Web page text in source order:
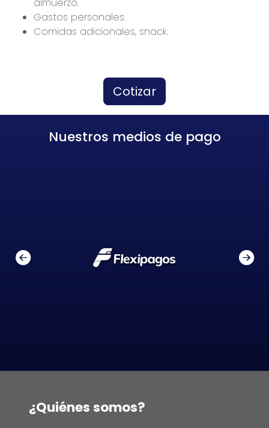
almuerzo.
Gastos personales.
Comidas adicionales, snack.
Cotizar
Nuestros medios de pago
¿Quiénes somos?